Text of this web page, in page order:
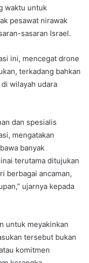
waktu untuk
pesawat nirawak
sasaran Israel.
ini, mencegat drone
terkadang bahkan
wilayah udara
dan spesialis
mengatakan
banyak
terutama ditujukan
berbagai ancaman,
ujarnya kepada
untuk meyakinkan
tersebut bukan
komitmen